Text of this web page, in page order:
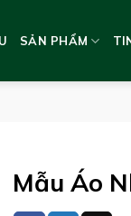
SẢN PHẨM
Mẫu Áo